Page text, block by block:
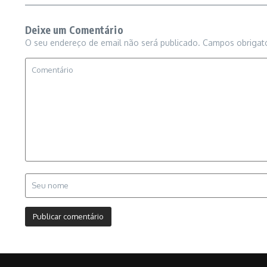
Deixe um Comentário
O seu endereço de email não será publicado. Campos